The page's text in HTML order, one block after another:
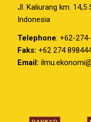
Jl. Kaliurang km. 14,5
Indonesia
Telephone: +62-
Faks: +62 274
Email: